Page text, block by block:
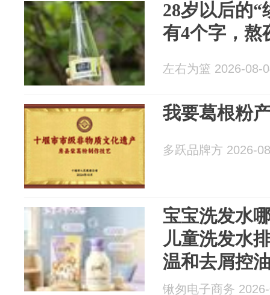
28岁以后的“
有4个字，熬
左右为篮 2026-08-
我要葛根粉
多跃品牌方 2026-
宝宝洗发水
儿童洗发水
温和去屑控
锹匆电子商务